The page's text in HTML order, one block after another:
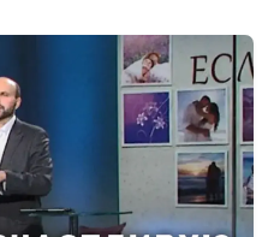
просвещения
Виталий Олийник,
руководитель Центра
духовного
просвещения
#1